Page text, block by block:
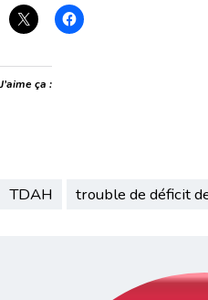
J’aime ça :
TDAH trouble de déficit